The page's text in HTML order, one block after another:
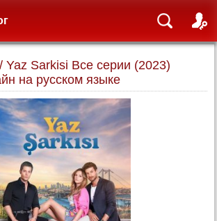
Yaz Sarkisi Все серии (2023)
на русском языке